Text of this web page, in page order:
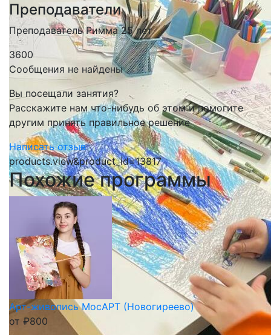
Преподаватели
Преподаватель Римма 25 лет
3600
Сообщения не найдены
Вы посещали занятия?
Расскажите нам что-нибудь об этом и помогите
другим принять правильное решение
Написать отзыв
products.view&product_id=13817
Похожие программы
Арт-живопись МосАРТ (Новогиреево)
от ₽800